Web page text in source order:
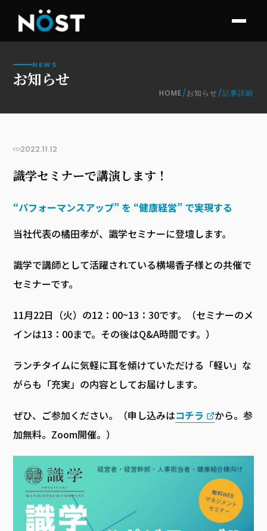
NEWS
お知らせ
HOME/お知らせ /記事詳細
2022.11.12
識学セミナーで講演します！
“パフォーマンスアップ” を “健康経営” で実現する
当社代表の橘田孝が、識学セミナーに登壇します。
識学で講師として活躍されている横場香子様との共催で
セミナーです。
11月22日（火）の12：00~13：30です。（セミナーのメ
インは13：00まで。その後はQ&A時間です。）
ランチタイムに気軽に耳を傾けていただける「軽い」な
がらも「充実」の内容としてお届けします。
ぜひ、ご参加ください。（申し込みはコチラ
から。参
加無料。Zoom開催。）